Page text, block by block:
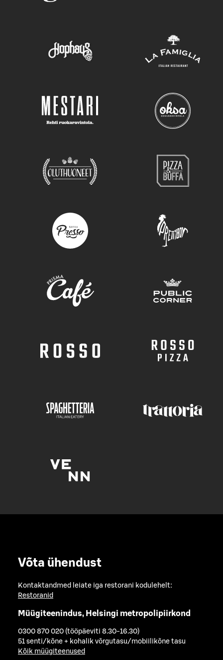
Võta ühendust
Kontaktandmed leiate iga restorani kodulehelt:
Restoranid
Müügiteenindus, Helsingi metropolipiirkond
0300 870 020 (tööpäeviti 8.30-16.30)
51 senti/kõne + kohalik võrgutasu/mobiilikõne tasu
Kõik müügiteenused